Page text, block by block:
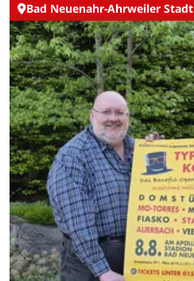
Bad Neuenahr-Ahrweiler Stadt